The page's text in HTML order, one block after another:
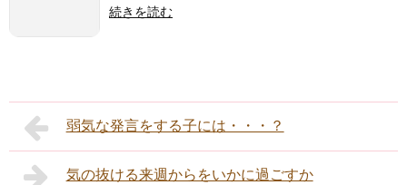
続きを読む
弱気な発言をする子には・・・？
気の抜ける来週からをいかに過ごすか